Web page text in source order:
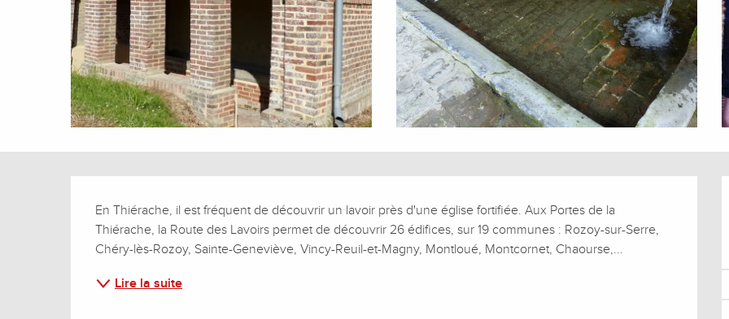
Description
En Thiérache, il est fréquent de découvrir un lavoir près d'une église fortifiée. Aux Portes de la
Thiérache, la Route des Lavoirs permet de découvrir 26 édifices, sur 19 communes : Rozoy-sur-Serre,
Chéry-lès-Rozoy, Sainte-Geneviève, Vincy-Reuil-et-Magny, Montloué, Montcornet, Chaourse,...
Lire la suite